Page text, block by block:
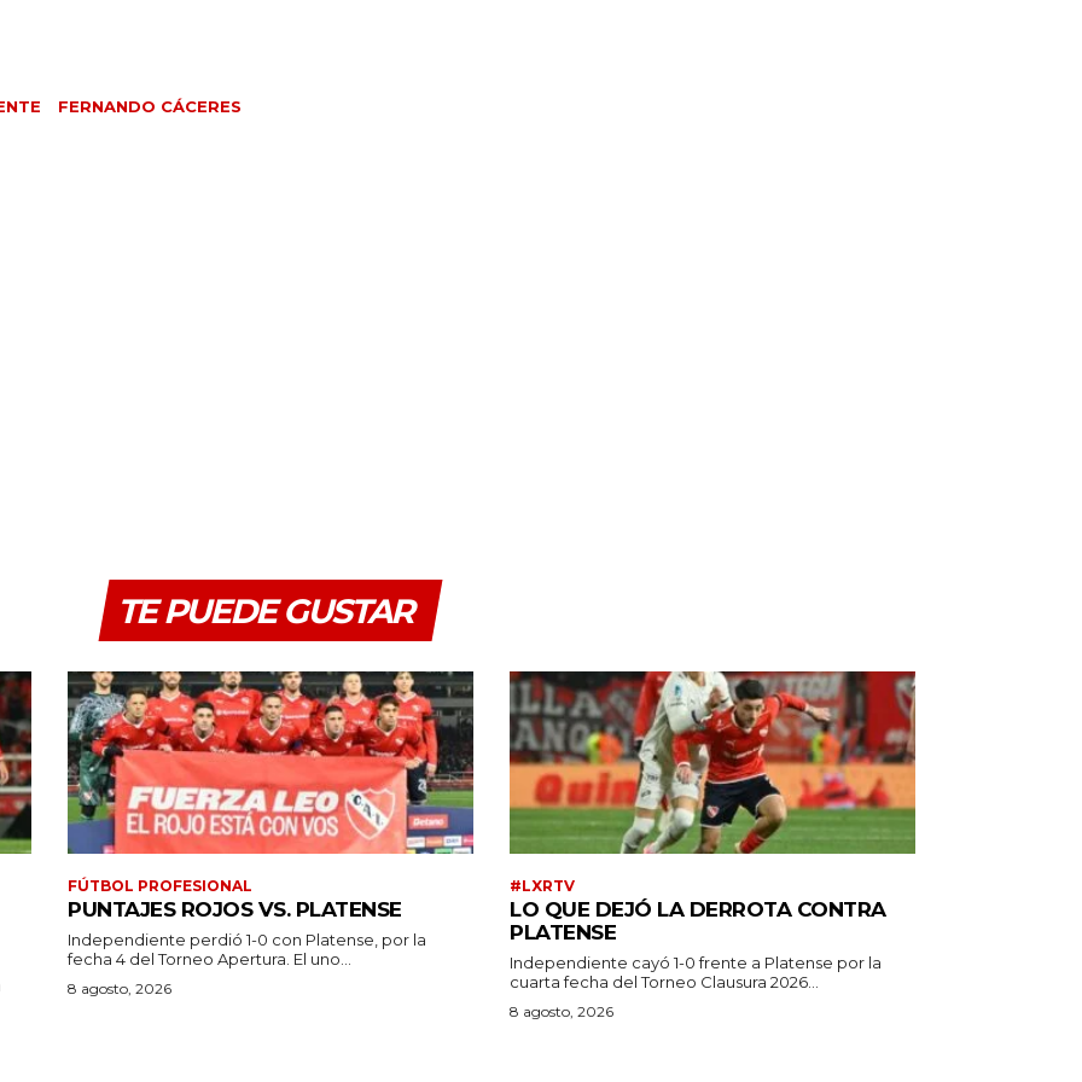
FERNANDO CÁCERES
TE PUEDE GUSTAR
FÚTBOL PROFESIONAL
PUNTAJES ROJOS VS. PLATENSE
Independiente perdió 1-0 con Platense, por la
fecha 4 del Torneo Apertura. El uno...
8 agosto, 2026
#LXRTV
LO QUE DEJÓ LA DERROTA CONTRA
PLATENSE
Independiente cayó 1-0 frente a Platense por la
cuarta fecha del Torneo Clausura 2026...
8 agosto, 2026